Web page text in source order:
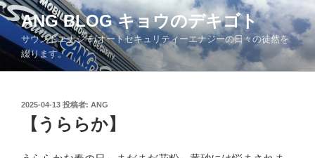
コ
ン
テ
ツ
ANG BLOG キョウのデキゴト
サウンドエナジー/オートセキュリティーエナジーの日々の徒然を
綴ります。
投
2025-04-13 投稿者: ANG
【うららか】